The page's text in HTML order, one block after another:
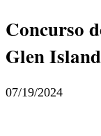
Concurso
Glen Island
07/19/2024